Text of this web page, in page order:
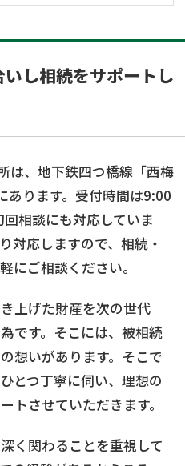
し相続をサポートし
は、地下鉄四つ橋線「西梅
あります。受付時間は9:00
相談にも対応していま
対応しますので、相続・
にご相談ください。
上げた財産を次の世代
です。そこには、被相続
想いがあります。そこで
とつ丁寧に伺い、理想の
トさせていただきます。
く関わることを重視して